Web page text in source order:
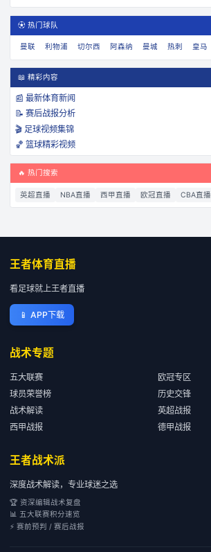
⚽ 热门球队
曼联 利物浦 切尔西 阿森纳 曼城 热刺 皇马
📖 精彩内容
📰 最新体育新闻
📝 赛后战报分析
🎬 足球视频集锦
🏀 篮球精彩视频
🔥 热门搜索
英超直播 NBA直播 西甲直播 欧冠直播 CBA直播
王者体育直播
看足球就上王者直播
📱 APP下载
战术专题
五大联赛
欧冠专区
球员荣誉榜
历史交锋
战术解读
英超战报
西甲战报
德甲战报
王者战术派
深度战术解读，专业球迷之选
🏆 资深编辑战术复盘
📊 五大联赛积分速览
⚡ 赛前预判 / 赛后战报